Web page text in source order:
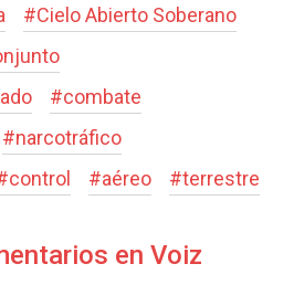
#Cielo Abierto Soberano
#combate
#narcotráfico
control #aéreo #terrestre
en Voiz